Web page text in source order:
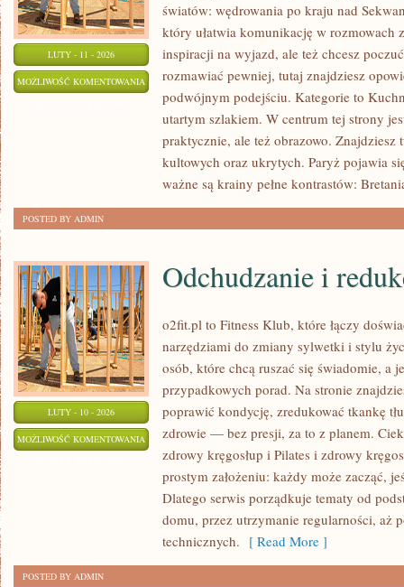
LUTY - 11 - 2026
MOŻLIWOŚĆ KOMENTOWANIA REGIONY
FRANCJI
światów: wędrowania po kraju nad
który ułatwia komunikację w rozmowach
inspiracji na wyjazd, ale też chcesz
rozmawiać pewniej, tutaj znajdziesz
podwójnym podejściu. Kategorie to
utartym szlakiem. W centrum tej strony
praktycznie, ale też obrazowo.
kultowych oraz ukrytych. Paryż pojawia
ważne są krainy pełne kontrastów:
POSTED BY ADMIN
LUTY - 10 - 2026
MOŻLIWOŚĆ KOMENTOWANIA ODCHUDZANIE
REDUKCJA
Odchudzanie i
o2fit.pl to Fitness Klub, które łączy
narzędziami do zmiany sylwetki i stylu
osób, które chcą ruszać się świadomie, a
przypadkowych porad. Na stronie
poprawić kondycję, zredukować tkankę
zdrowie — bez presji, za to z planem.
zdrowy kręgosłup i Pilates i zdrowy
prostym założeniu: każdy może zacząć,
Dlatego serwis porządkuje tematy od
domu, przez utrzymanie regularności, aż
technicznych. [ Read More ]
POSTED BY ADMIN